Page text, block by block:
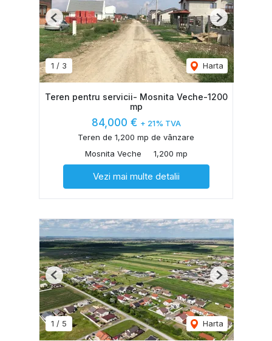
1 / 3 Harta
Previous Next
Teren pentru servicii- Mosnita Veche-1200
mp
84,000 € + 21% TVA
Teren de 1,200 mp de vânzare
Mosnita Veche
1,200 mp
Vezi mai multe detalii
1 / 5 Harta
Previous Next